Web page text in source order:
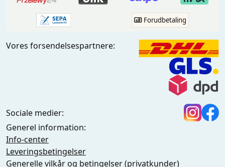
Forudbetaling
Vores forsendelsespartnere:
Sociale medier:
Generel information:
Info-center
Leveringsbetingelser
Generelle vilkår og betingelser (privatkunder)